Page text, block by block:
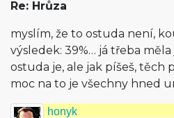
Re: Hrůza
myslím, že to ostuda není,
výsledek: 39%… já třeba
ostuda je, ale jak píšeš, těch
moc na to je všechny hned
honyk